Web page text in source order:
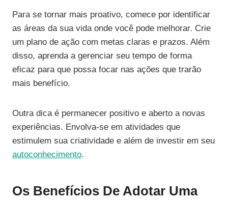
Para se tornar mais proativo, comece por identificar
as áreas da sua vida onde você pode melhorar. Crie
um plano de ação com metas claras e prazos. Além
disso, aprenda a gerenciar seu tempo de forma
eficaz para que possa focar nas ações que trarão
mais benefício.
Outra dica é permanecer positivo e aberto a novas
experiências. Envolva-se em atividades que
estimulem sua criatividade e além de investir em seu
autoconhecimento.
Os Benefícios De Adotar Uma